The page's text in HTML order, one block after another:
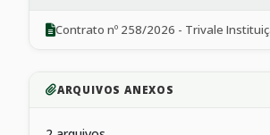
ARQUIVOS ANEXOS